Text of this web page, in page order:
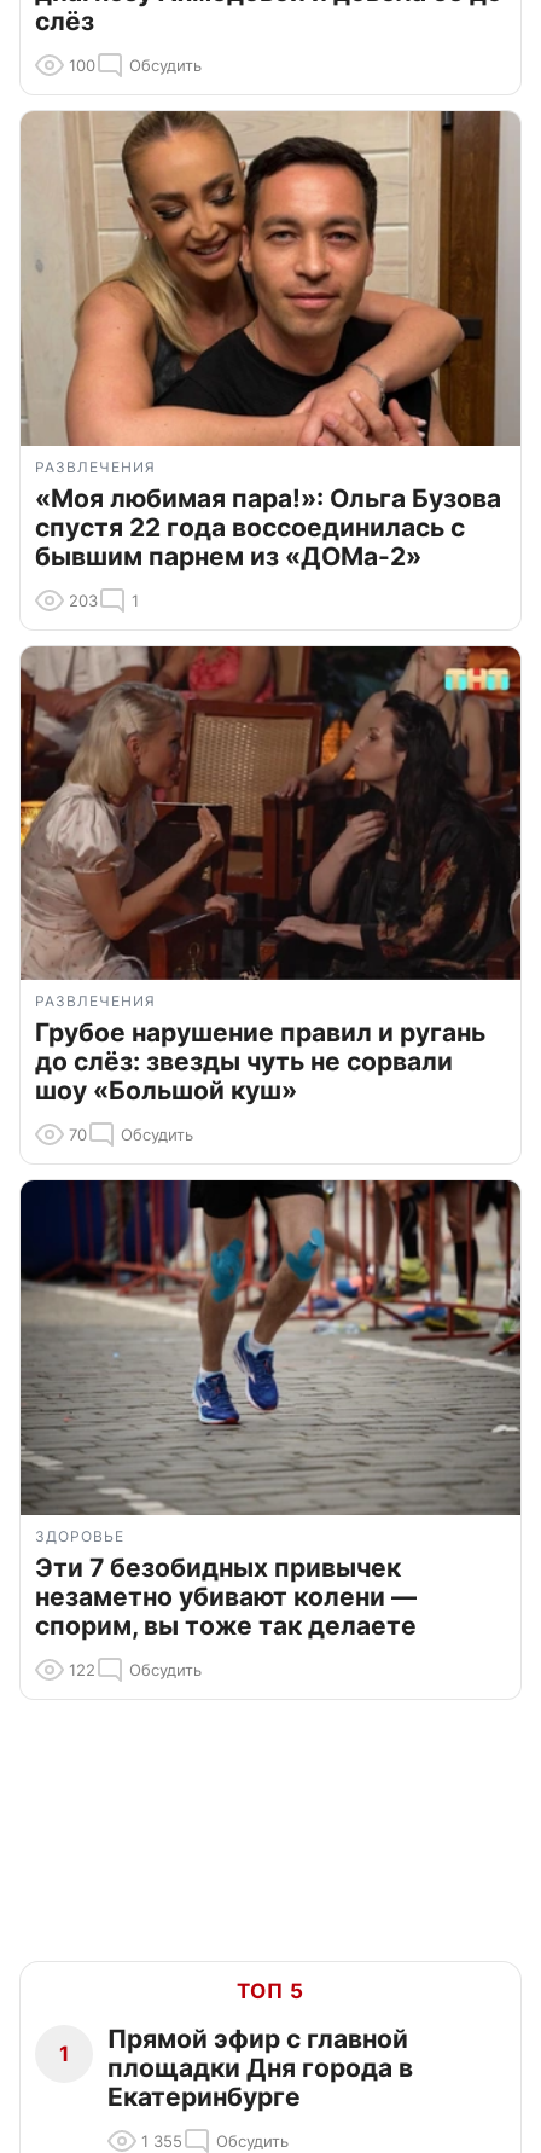
слёз
100 Обсудить
РАЗВЛЕЧЕНИЯ
«Моя любимая пара!»: Ольга Бузова
спустя 22 года воссоединилась с
бывшим парнем из «ДОМа-2»
203 1
РАЗВЛЕЧЕНИЯ
Грубое нарушение правил и ругань
до слёз: звезды чуть не сорвали
шоу «Большой куш»
70 Обсудить
ЗДОРОВЬЕ
Эти 7 безобидных привычек
незаметно убивают колени —
спорим, вы тоже так делаете
122 Обсудить
ТОП 5
1
Прямой эфир с главной
площадки Дня города в
Екатеринбурге
1 355 Обсудить